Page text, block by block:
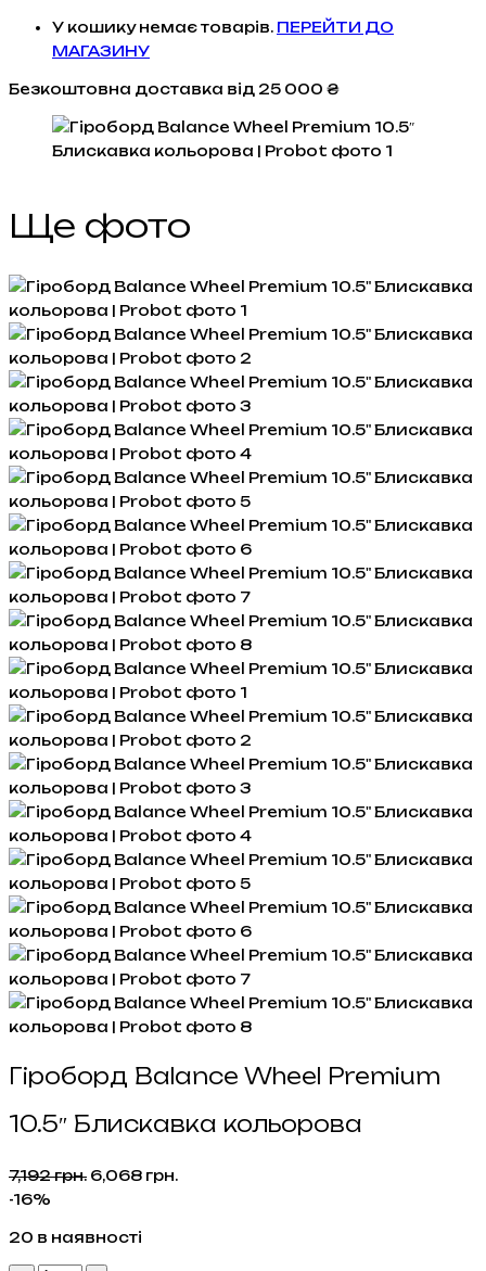
У кошику немає товарів. ПЕРЕЙТИ ДО
МАГАЗИНУ
Безкоштовна доставка від 25 000 ₴
Ще фото
Гіроборд Balance Wheel Premium
10.5″ Блискавка кольорова
7,192грн. Оригінальна
6,068 грн.
-16%
20 в наявності